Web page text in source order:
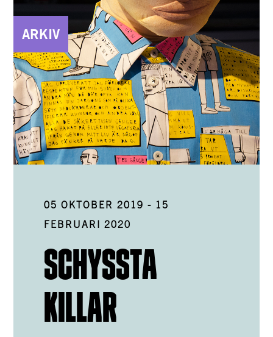
ARKIV
05 OKTOBER 2019 - 15
FEBRUARI 2020
SCHYSSTA
KILLAR